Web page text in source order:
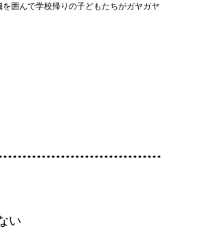
囲んで学校帰りの子どもたちがガヤガヤ
い